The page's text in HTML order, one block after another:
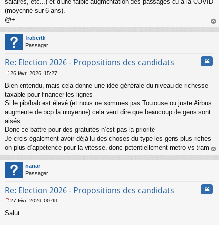
salaires, etc...) et d'une faible augmentation des passages du à la COVID
(moyenné sur 6 ans).
@+
au
fraberth
Passager
Re: Election 2026 - Propositions des candidats
e
s
s
g
e
n
o
u
26 févr. 2026, 15:27
Bien entendu, mais cela donne une idée générale du niveau de richesse
taxable pour financer les lignes
Si le pib/hab est élevé (et nous ne sommes pas Toulouse ou juste Airbus
augmente de bcp la moyenne) cela veut dire que beaucoup de gens sont
aisés
Donc ce battre pour des gratuités n’est pas la priorité
Je crois également avoir déjà lu des choses du type les gens plus riches
on plus d’appétence pour la vitesse, donc potentiellement metro vs tram
au
nanar
Passager
Re: Election 2026 - Propositions des candidats
e
27 févr. 2026, 00:48
Salut